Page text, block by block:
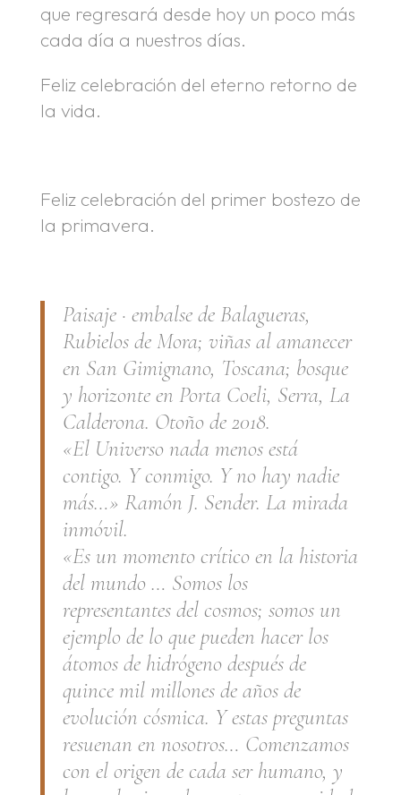
que regresará desde hoy un poco más
cada día a nuestros días.
Feliz celebración del eterno retorno de
la vida.
Feliz celebración del primer bostezo de
la primavera.
Paisaje · embalse de Balagueras,
Rubielos de Mora; viñas al amanecer
en San Gimignano, Toscana; bosque
y horizonte en Porta Coeli, Serra, La
Calderona. Otoño de 2018.
«El Universo nada menos está
contigo. Y conmigo. Y no hay nadie
más…» Ramón J. Sender. La mirada
inmóvil.
«Es un momento crítico en la historia
del mundo … Somos los
representantes del cosmos; somos un
ejemplo de lo que pueden hacer los
átomos de hidrógeno después de
quince mil millones de años de
evolución cósmica. Y estas preguntas
resuenan en nosotros… Comenzamos
con el origen de cada ser humano, y